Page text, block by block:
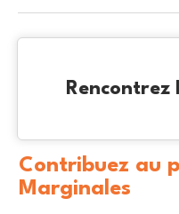
Contribuez au
Marginales